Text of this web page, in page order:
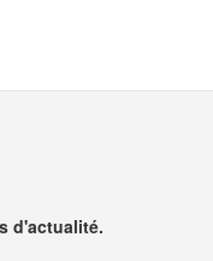
d'actualité.